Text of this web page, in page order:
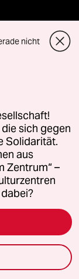
nicht
sich gegen
Solidarität.
aus
Zentrum“ –